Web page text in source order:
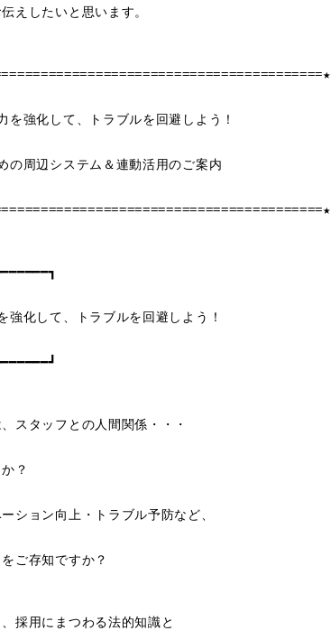
えしたいと思います。
を強化して、トラブルを回避しよう！
の周辺システム＆連動活用のご案内
化して、トラブルを回避しよう！
スタッフとの人間関係・・・
？
ション向上・トラブル予防など、
ご存知ですか？
採用にまつわる法的知識と